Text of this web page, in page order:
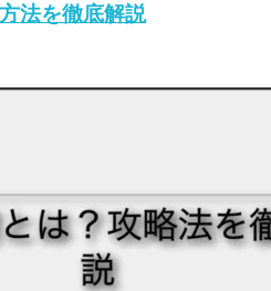
法を徹底解説